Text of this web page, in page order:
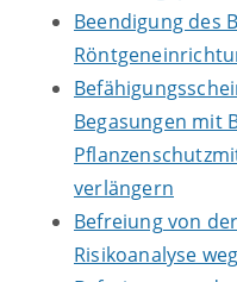
Beendigung des
Begasungen mit
verlängern
Befreiung von
Risikoanalyse